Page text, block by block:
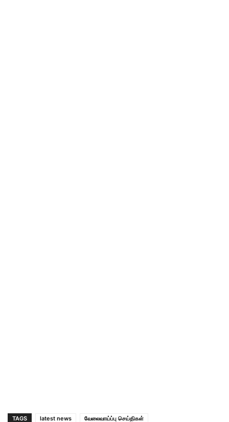
TAGS latest news வேலைவாய்ப்பு செய்திகள்